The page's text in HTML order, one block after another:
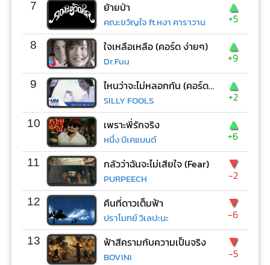
7 ย้ายป่า
คณะขวัญใจ ft.หงา คาราวาน
▲
+5
8 ใจเหลือเหลือ (คอร์ด ง่ายๆ)
Dr.Fuu
▲
+9
9 ไหนว่าจะไม่หลอกกัน (คอร์ด ง่ายๆ)
SILLY FOOLS
▲
+2
10 เพราะพี่รักจริง
หนึ่ง บีเคแบนด์
▲
+6
11 กลัวว่าฉันจะไม่เสียใจ (Fear)
PURPEECH
▼
-2
12 คืนที่ดาวเต็มฟ้า
ปราโมทย์ วิเลปะนะ
▼
-6
13 ฟ้าสีครามกับความเป็นจริง
BOVINI
▼
-5